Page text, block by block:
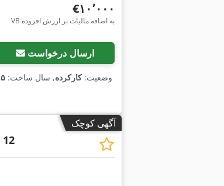
‎€۱۰٬۰۰۰
VB به اضافه مالیات بر ارزش افزوده
ارسال درخواست
وضعیت:کارکرده, سال ساخت:
آگهی کوچک
12